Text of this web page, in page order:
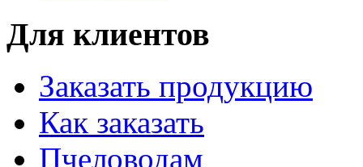
Для клиентов
Заказать продукцию
Как заказать
Пчеловодам